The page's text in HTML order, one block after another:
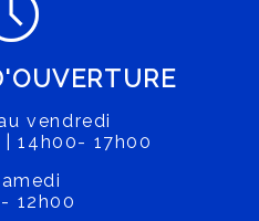
vendredi
14h00- 17h00
12h00